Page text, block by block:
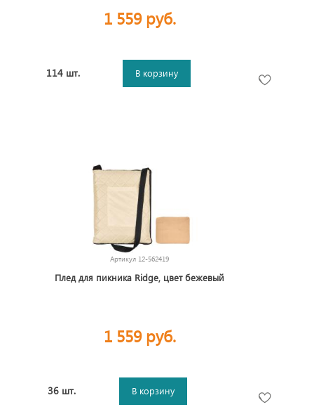
1 559 руб.
114 шт. В корзину
Артикул 12-562419
Плед для пикника Ridge, цвет бежевый
1 559 руб.
36 шт. В корзину